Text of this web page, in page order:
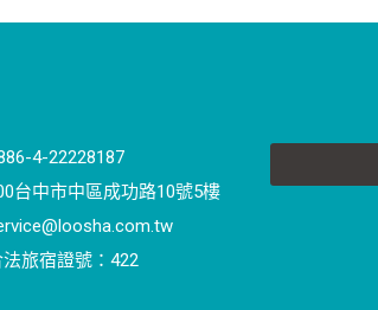
4-22228187
台中市中區成功路10號5樓
法旅宿證號：422